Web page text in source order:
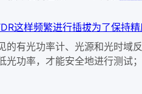
这样频繁进行插拔为了保持
的有光功率计、光源和光时域
光功率，才能安全地进行测试